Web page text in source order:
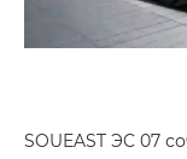
SOUEAST ЭC 07